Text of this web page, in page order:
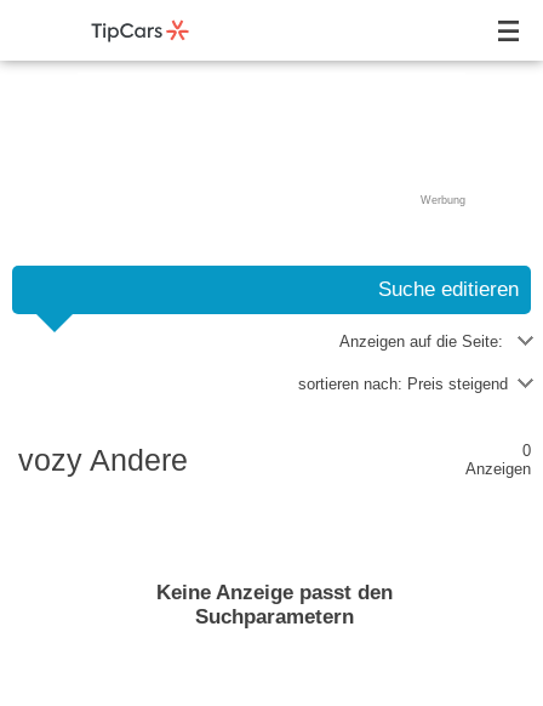
Werbung
Suche editieren
Anzeigen auf die Seite:
sortieren nach: Preis steigend
vozy Andere
0
Anzeigen
Keine Anzeige passt den
Suchparametern